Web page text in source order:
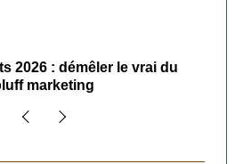
2026 : démêler le vrai du
marketing